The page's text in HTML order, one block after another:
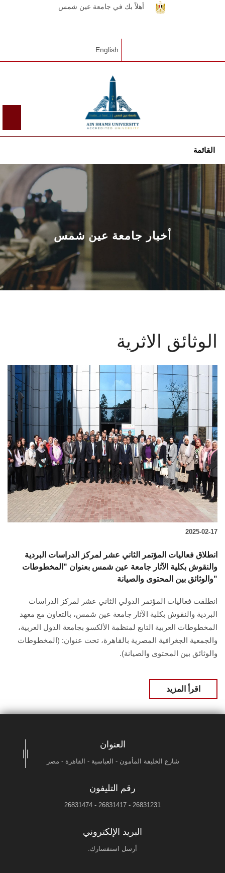
أهلاً بك في جامعة عين شمس
English
القائمة
الرئيسيـة
عن الجامعة
القطاعـات
الشئون الأكاديمية
البحث العلمي
الأنظمة الذكية
الإعلام
تواصل معنا
الطلاب
هيئة التدريس
الدراسات العليا
الموظفون
سجل الان
أخبار جامعة عين شمس
الوثائق الاثرية
2025-02-17
انطلاق فعاليات المؤتمر الثاني عشر لمركز الدراسات البردية
والنقوش بكلية الآثار جامعة عين شمس بعنوان "المخطوطات
والوثائق بين المحتوى والصيانة"
انطلقت فعاليات المؤتمر الدولي الثاني عشر لمركز الدراسات
البردية والنقوش بكلية الآثار جامعة عين شمس، بالتعاون مع معهد
المخطوطات العربية التابع لمنظمة الألكسو بجامعة الدول العربية،
والجمعية الجغرافية المصرية بالقاهرة، تحت عنوان: (المخطوطات
والوثائق بين المحتوى والصيانة).
اقرأ المزيد
العنوان
شارع الخليفة المأمون - العباسية - القاهرة - مصر
رقم التليفون
26831231 - 26831417 - 26831474
البريد الإلكتروني
أرسل استفسارك.